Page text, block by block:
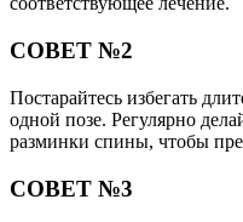
СОВЕТ №2
Постарайтесь избегать
одной позе. Регулярно
разминки спины, чтобы
СОВЕТ №3